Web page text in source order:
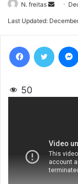
N. freitas
Send
Last Updated:
50